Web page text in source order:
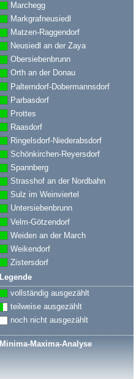
Marchegg
Markgrafneusiedl
Matzen-Raggendorf
Neusiedl an der Zaya
Obersiebenbrunn
Orth an der Donau
Palterndorf-Dobermannsdorf
Parbasdorf
Prottes
Raasdorf
Ringelsdorf-Niederabsdorf
Schönkirchen-Reyersdorf
Spannberg
Strasshof an der Nordbahn
Sulz im Weinviertel
Untersiebenbrunn
Velm-Götzendorf
Weiden an der March
Weikendorf
Zistersdorf
Legende
vollständig ausgezählt
teilweise ausgezählt
noch nicht ausgezählt
Minima-Maxima-Analyse